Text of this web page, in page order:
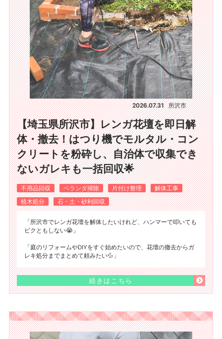
2026.07.31 所沢市
【埼玉県所沢市】レンガ花壇を即日解
体・撤去！はつり機でモルタル・コン
クリートを粉砕し、自治体で収集でき
ないガレキも一括回収🌟
不用品回収 ベランダ掃除 片付け整理
解体工事
植木処分
石・土・砂利回収
「所沢市でレンガ花壇を解体したいけれど、ハンマーで叩いても
ビクともしない😭」
「庭のリフォームやDIYをすぐ始めたいので、花壇の撤去からガ
レキ処分までまとめて頼みたい💦」
続きはこちら